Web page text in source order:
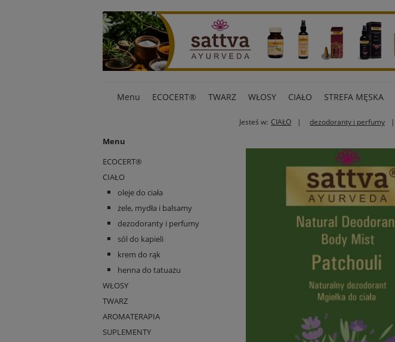
Menu ECOCERT® TWARZ WŁOSY CIAŁO STREFA MĘSKA
Jesteś w: CIAŁO dezodoranty i perfumy
Menu
ECOCERT®
CIAŁO
oleje do ciała
żele, mydła i balsamy
dezodoranty i perfumy
sól do kapieli
krem do rąk
henna do tatuażu
WŁOSY
TWARZ
AROMATERAPIA
SUPLEMENTY